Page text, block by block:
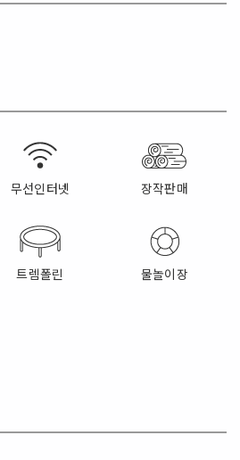
무선인터넷 장작판매
트렘폴린 물놀이장